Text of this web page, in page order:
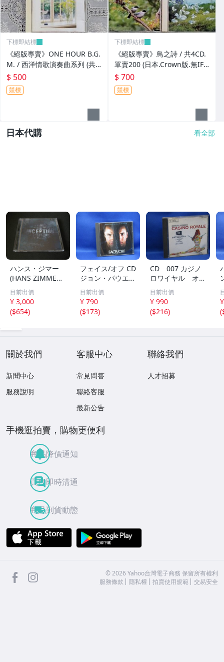
下標即結標
《絕版專賣》ONE HOUR B.G.
M. / 西洋情歌演奏曲系列 (共3
CD.日本Denon.無IFPI)
$ 500
競標
下標即結標
《絕版專賣》鳥之詩 / 共4CD.
單賣200 (日本.Crown版.無IFP
I)
$ 700
競標
日本代購 看全部
ハンス・ジマー
(HANS ZIMMER)
映画「インセプシ
ョン (完全盤)」(I
NCEPTION) サウ
ンドトラック (2
目前出價
¥ 3,000
($654)
フェイス/オフ CD
ジョン・パウエル
FACE/OFF JOHN
POWELL プロデ
ュース:ハンス・
ジマー HANS ZI
目前出價
¥ 790
($173)
CD 007 カジノ
ロワイヤル オリ
ジナルサウンドト
ラック 70412
目前出價
¥ 990
($216)
(
關於我們
新聞中心
服務說明
客服中心
常見問答
聯絡客服
最新公告
聯絡我們
人才招募
手機逛拍賣，購物更便利
商品降價通知
買賣即時溝通
商品到貨動態
APP Store
facebook ©2026 Yahoo台灣電子商務 保留所有權利
服務條款
隱私權 拍賣使用規範 交易安全